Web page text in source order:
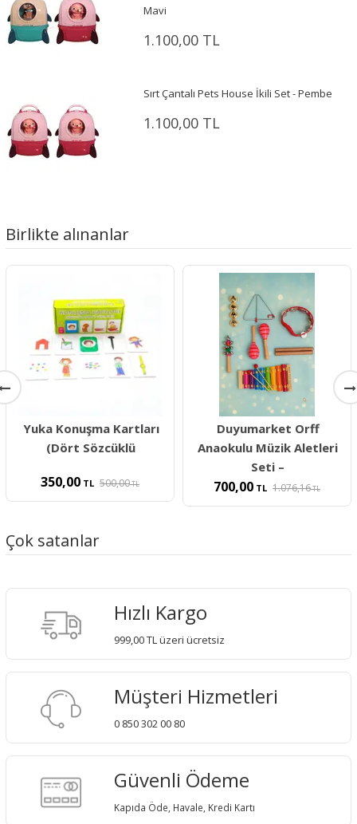
Mavi
1.100,00 TL
Sırt Çantalı Pets House İkili Set - Pembe
1.100,00 TL
Birlikte alınanlar
Yuka Konuşma Kartları
(Dört Sözcüklü
350,00 TL 500,00TL
Duyumarket Orff
Anaokulu Müzik Aletleri
Seti –
700,00 TL 1.076,16TL
Çok satanlar
Hızlı Kargo
999,00 TL üzeri ücretsiz
Müşteri Hizmetleri
0 850 302 00 80
Güvenli Ödeme
Kapıda Öde, Havale, Kredi Kartı